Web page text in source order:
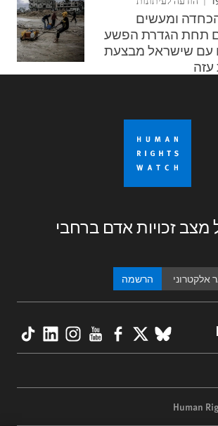
ומעשים
תחת הגדרת הפשע
עם שישראל מבצעת
מצב זכויות אדם ברחבי
הרשמה
BlueSky
X
Facebook
YouTube